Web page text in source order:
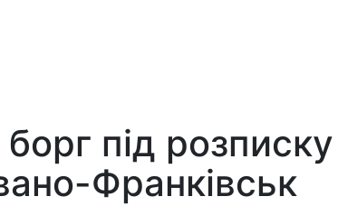
під розписку
Франківськ